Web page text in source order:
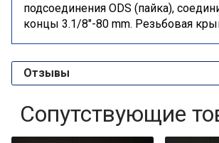
подсоединения ODS (пайка),
концы 3.1/8"-80 mm. Резьбовая
Отзывы
Сопутствующие